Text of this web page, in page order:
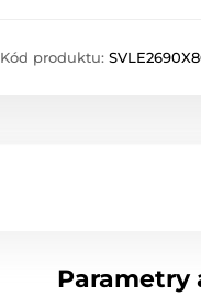
Kód produktu:
Parametry